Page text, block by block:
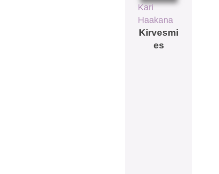
Kari
Haakana
Kirvesmi
es